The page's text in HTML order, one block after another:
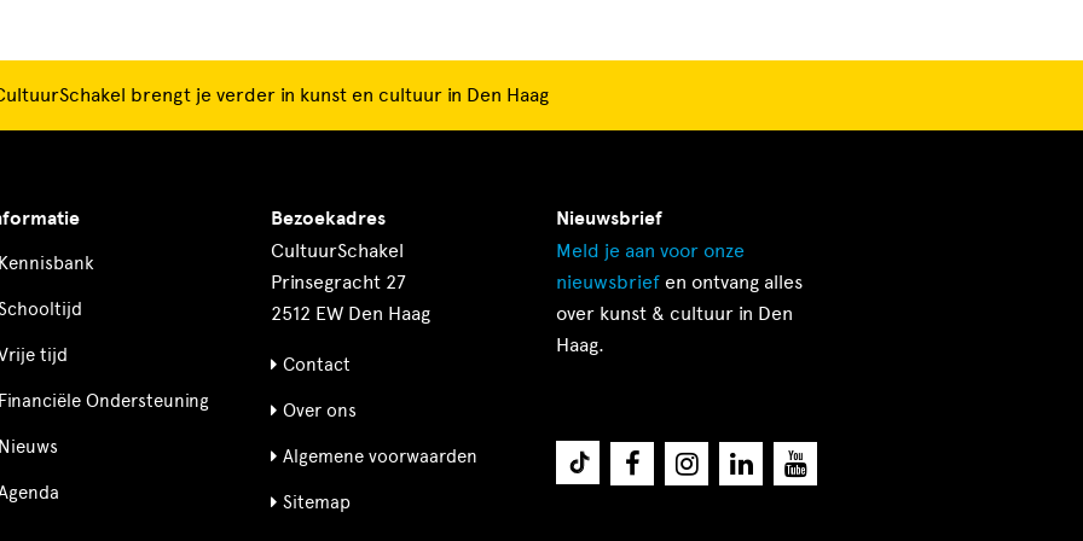
brengt je verder in kunst en cultuur in Den Haag
tijd
Ondersteuning
Bezoekadres
CultuurSchakel
Prinsegracht 27
2512 EW Den Haag
Contact
Over ons
Algemene voorwaarden
Sitemap
Nieuwsbrief
Meld je aan voor onze
nieuwsbrief en ontvang alles
over kunst & cultuur in Den
Haag.